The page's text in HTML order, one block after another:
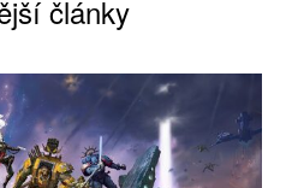
články